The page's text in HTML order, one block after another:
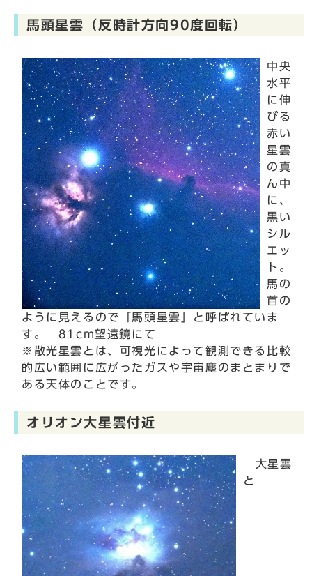
馬頭星雲（反時計方向90度回転）
中央
水平
に伸
びる
赤い
星雲
の真
ん中
に、
黒い
シル
エッ
ト。
馬の
首の
ように見えるので「馬頭星雲」と呼ばれていま
す。 81cm望遠鏡にて
※散光星雲とは、可視光によって観測できる比較
的広い範囲に広がったガスや宇宙塵のまとまりで
ある天体のことです。
オリオン大星雲付近
大星雲
と